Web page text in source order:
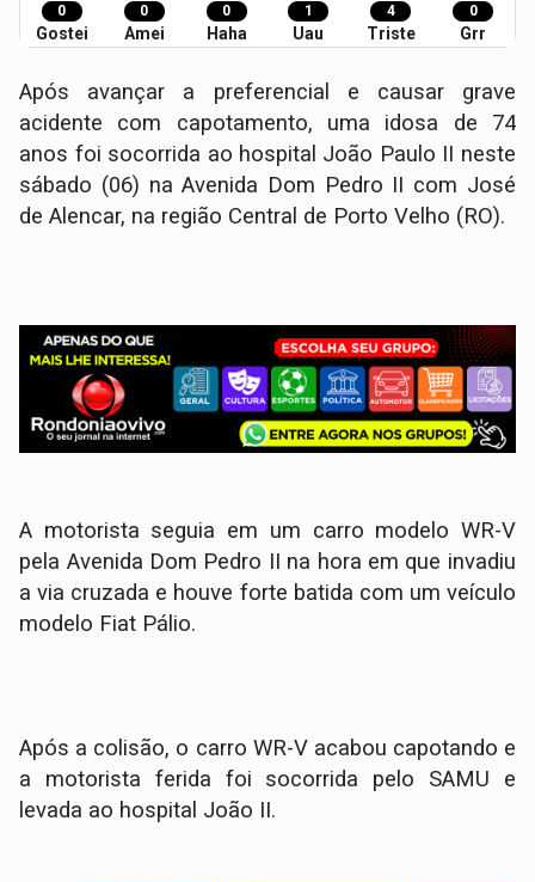
0
Gostei
0
Amei
0
Haha
1
Uau
4
Triste
0
Grr
Após avançar a preferencial e causar grave
acidente com capotamento, uma idosa de 74
anos foi socorrida ao hospital João Paulo II neste
sábado (06) na Avenida Dom Pedro II com José
de Alencar, na região Central de Porto Velho (RO).
A motorista seguia em um carro modelo WR-V
pela Avenida Dom Pedro II na hora em que invadiu
a via cruzada e houve forte batida com um veículo
modelo Fiat Pálio.
Após a colisão, o carro WR-V acabou capotando e
a motorista ferida foi socorrida pelo SAMU e
levada ao hospital João II.